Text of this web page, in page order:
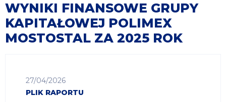
WYNIKI FINANSOWE GRUPY
KAPITAŁOWEJ POLIMEX
MOSTOSTAL ZA 2025 ROK
27/04/2026
PLIK RAPORTU